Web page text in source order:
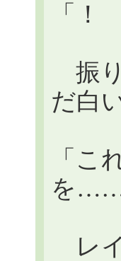
「
振
だ白
「
を……
レ